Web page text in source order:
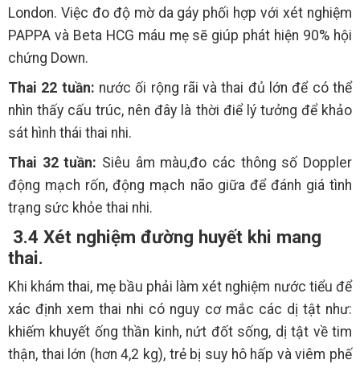
London. Việc đo độ mờ da gáy phối hợp với xét nghiệm
PAPPA và Beta HCG máu mẹ sẽ giúp phát hiện 90% hội
chứng Down.
Thai 22 tuần: nước ối rộng rãi và thai đủ lớn để có thể
nhìn thấy cấu trúc, nên đây là thời điể lý tưởng để khảo
sát hình thái thai nhi.
Thai 32 tuần: Siêu âm màu,đo các thông số Doppler
động mạch rốn, động mạch não giữa để đánh giá tình
trạng sức khỏe thai nhi.
3.4 Xét nghiệm đường huyết khi mang
thai.
Khi khám thai, mẹ bầu phải làm xét nghiệm nước tiểu để
xác định xem thai nhi có nguy cơ mắc các dị tật như:
khiếm khuyết ống thần kinh, nứt đốt sống, dị tật về tim
thận, thai lớn (hơn 4,2 kg), trẻ bị suy hô hấp và viêm phế